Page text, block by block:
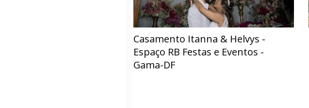
Casamento Itanna & Helvys -
Espaço RB Festas e Eventos -
Gama-DF